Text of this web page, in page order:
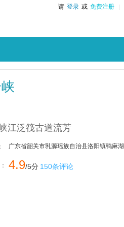
请 登录 或 免费注册
江泛筏古道流芳
4.9/5分 150条评论